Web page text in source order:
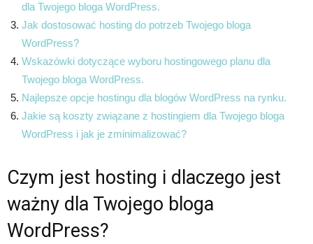
dla Twojego bloga WordPress.
Jak dostosować hosting do potrzeb Twojego bloga
WordPress?
Wskazówki dotyczące wyboru hostingowego planu dla
Twojego bloga WordPress.
Najlepsze opcje hostingu dla blogów WordPress na rynku.
Jakie są koszty związane z hostingiem dla Twojego bloga
WordPress i jak je zminimalizować?
Czym jest hosting i dlaczego jest
ważny dla Twojego bloga
WordPress?